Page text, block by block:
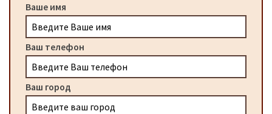
Ваше имя
Ваш телефон
Ваш город